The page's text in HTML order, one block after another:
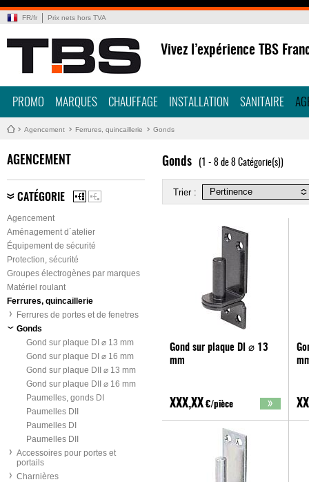
FR/fr Prix nets hors TVA
Vivez l’expérience TBS
PROMO MARQUES CHAUFFAGE INSTALLATION SANITAIRE
Agencement Ferrures, quincaillerie Gonds
AGENCEMENT
CATÉGORIE
Agencement
Aménagement d´atelier
Équipement de sécurité
Protection, sécurité
Groupes électrogènes par marques
Matériel roulant
Ferrures, quincaillerie
Ferrures de portes et de fenetres
Gonds
Gond sur plaque DI ⌀ 13 mm
Gond sur plaque DI ⌀ 16 mm
Gond sur plaque DII ⌀ 13 mm
Gond sur plaque DII ⌀ 16 mm
Paumelles, gonds DI
Paumelles DII
Paumelles DI
Paumelles DII
Accessoires pour portes et
portails
Charnières
Gonds (1 - 8 de 8 Catégorie(s))
Trier :
Gond sur plaque DI ⌀ 13
mm
XXX,XX €/pièce